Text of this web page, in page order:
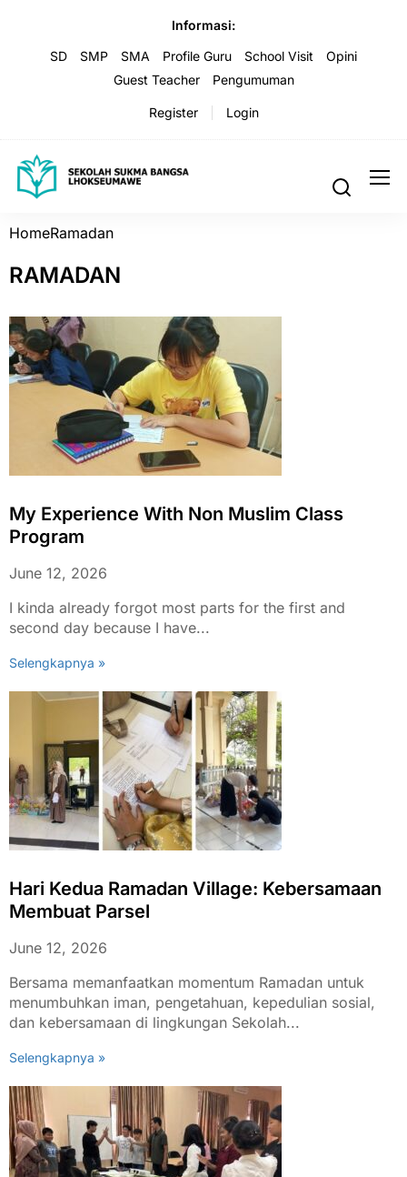
Informasi:
SD
SMP SMA Profile Guru School Visit
Opini
Guest Teacher
Pengumuman
Register Login
HomeRamadan
RAMADAN
My Experience With Non Muslim Class
Program
June 12, 2026
I kinda already forgot most parts for the first and
second day because I have...
Selengkapnya »
Hari Kedua Ramadan Village: Kebersamaan
Membuat Parsel
June 12, 2026
Bersama memanfaatkan momentum Ramadan untuk
menumbuhkan iman, pengetahuan, kepedulian sosial,
dan kebersamaan di lingkungan Sekolah...
Selengkapnya »